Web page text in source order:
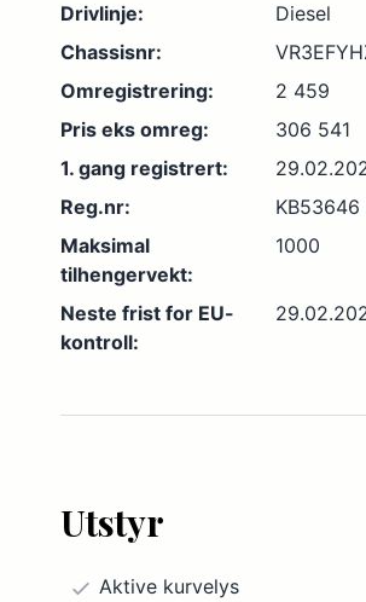
Drivlinje:
Diesel
Chassisnr:
Omregistrering:
2 459
Pris eks omreg:
306 541
1. gang registrert:
Reg.nr:
KB53646
Maksimal
tilhengervekt:
1000
Neste frist for EU-
kontroll:
Utstyr
Aktive kurvelys